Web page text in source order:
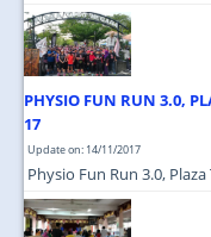
PHYSIO FUN RUN 3.0,
17
Update on: 14/11/2017
Physio Fun Run 3.0,